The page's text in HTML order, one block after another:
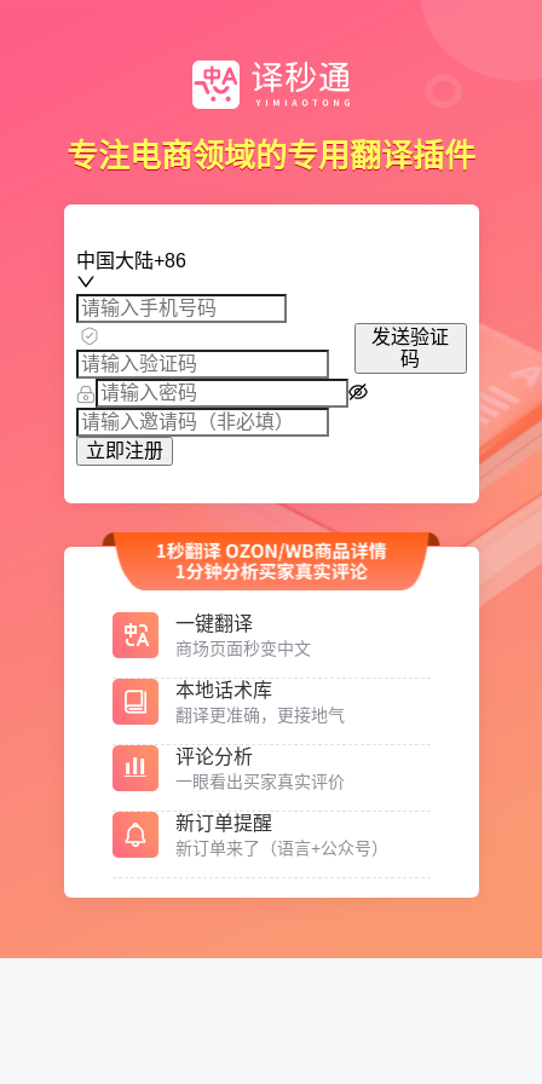
专注电商领域的专用翻译插件
中国大陆+86
发送验证
码
立即注册
一键翻译
商场页面秒变中文
本地话术库
翻译更准确，更接地气
评论分析
一眼看出买家真实评价
新订单提醒
新订单来了（语言+公众号）